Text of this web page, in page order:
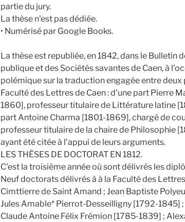
partie du jury.
La thèse n'est pas dédiée.
• Numérisé par Google Books.
La thèse est republiée, en 1842, dans le Bulletin
publique et des Sociétés savantes de Caen, à
polémique sur la traduction engagée entre deux
Faculté des Lettres de Caen : d'une part Pierre
1860], professeur titulaire de Littérature latine
part Antoine Charma [1801-1869], chargé de
professeur titulaire de la chaire de Philosophie
ayant été citée à l’appui de leurs arguments.
LES THÈSES DE DOCTORAT EN 1812.
C'est la troisième année où sont délivrés les
Neuf doctorats délivrés à à la Faculté des
Cimttierre de Saint Amand ; Jean Baptiste
Jules Amable* Pierrot-Desseilligny [1792-1845] ;
Claude Antoine Félix Frémion [1785-1839] ;